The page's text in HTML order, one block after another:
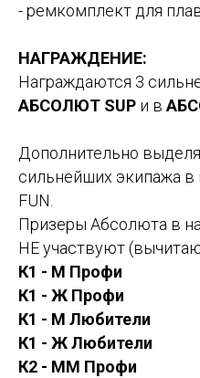
- ремкомплект для
НАГРАЖДЕНИЕ:
Награждаются 3
АБСОЛЮТ SUP и в
Дополнительно
сильнейших экипажа
FUN.
Призеры Абсолюта в
НЕ участвуют
К1 - М Профи
К1 - Ж Профи
К1 - М Любители
К1 - Ж Любители
К2 - ММ Профи